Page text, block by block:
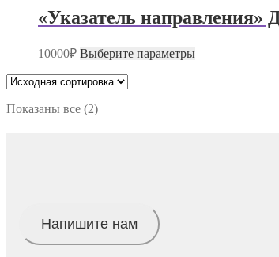
«Указатель направления»
10000₽ Выберите параметрыЭтот
Показаны все (2)
Напишите нам